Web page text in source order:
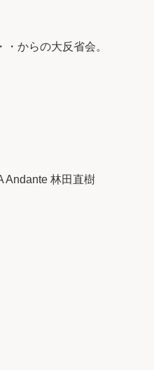
からの大反省会。
Andante 林田直樹